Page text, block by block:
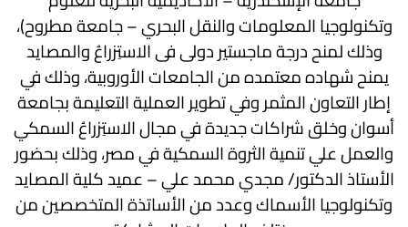
وتكنولوجيا المعلومات والنقل البحري – جامعة مطروح)،
وذلك لمنح درجة ماجستير دولى فى الاستِزراعُ والمصايد
يمنح شهاده معتمده من الجامعات الأوروبية،وذلك في
إطار التعاون المثمر وفي تطوير العملية التعليمة بجامعة
أسوان وخلق شراكات جديدة في مجال الاستِزراعُ السمكي
والعمل علي تنمية الثروة السمكية في مصر، وذلك بحضور
الأستاذ الدكتور/ مجدي محمد علي – عميد كلية المصايد
وتكنولوجيا الأسماك وعدد من الأساتذة المتخصصين من